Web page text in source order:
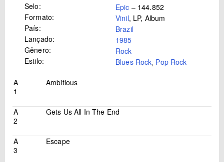
Selo: Epic – 144.852
Formato:
Vinil, LP, Album
País:
Brazil
Lançado:
1985
Gênero:
Rock
Estilo:
Blues Rock, Pop Rock
A
1
Ambitious
A
2
Gets Us All In The End
A
3
Escape